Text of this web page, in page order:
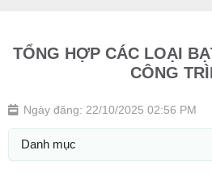
TỔNG HỢP CÁC LOẠI
CÔNG
Ngày đăng: 22/10/2025 02:56 PM
Danh mục